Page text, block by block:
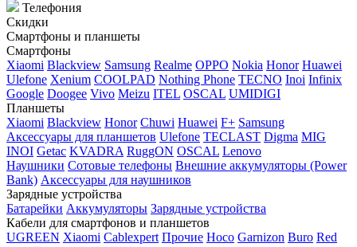
Телефония
Скидки
Смартфоны и планшеты
Смартфоны
Xiaomi Blackview Samsung Realme OPPO Nokia Honor Huawei
Ulefone Xenium COOLPAD Nothing Phone TECNO Inoi Infinix
Google Doogee Vivo Meizu ITEL OSCAL UMIDIGI
Планшеты
Xiaomi Blackview Honor Chuwi Huawei F+ Samsung
Аксессуары для планшетов Ulefone TECLAST Digma MIG
INOI Getac KVADRA RuggON OSCAL Lenovo
Наушники Сотовые телефоны Внешние аккумуляторы (Power
Bank) Аксессуары для наушников
Зарядные устройства
Батарейки Аккумуляторы Зарядные устройства
Кабели для смартфонов и планшетов
UGREEN Xiaomi Cablexpert Прочие Hoco Garnizon Buro Red